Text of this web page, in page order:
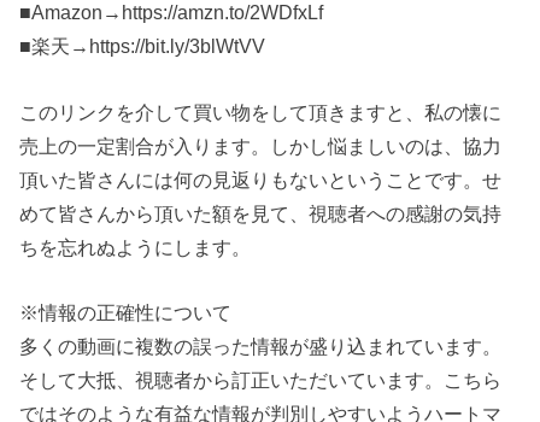
■Amazon→https://amzn.to/2WDfxLf
■楽天→https://bit.ly/3blWtVV
このリンクを介して買い物をして頂きますと、私の懐に
売上の一定割合が入ります。しかし悩ましいのは、協力
頂いた皆さんには何の見返りもないということです。せ
めて皆さんから頂いた額を見て、視聴者への感謝の気持
ちを忘れぬようにします。
※情報の正確性について
多くの動画に複数の誤った情報が盛り込まれています。
そして大抵、視聴者から訂正いただいています。こちら
ではそのような有益な情報が判別しやすいようハートマ